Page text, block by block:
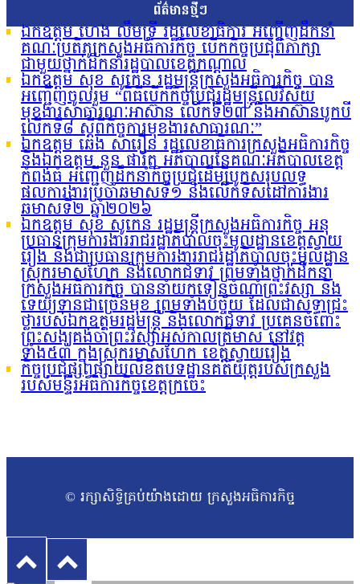
ព័ត៌មានថ្មីៗ
ឯកឧត្តម ហេង លឹមទ្រី រដ្ឋលេខាធិការ អញ្ជើញដឹកនាំ
គណៈប្រតិភូក្រសួងអធិការកិច្ច បើកកិច្ចប្រជុំពិភាក្សា
ជាមួយថ្នាក់ដឹកនាំរដ្ឋបាលខេត្តកណ្តាល
ឯកឧត្តម សុខ សូកេន រដ្ឋមន្រ្តីក្រសួងអធិការកិច្ច បាន
អញ្ជើញចូលរួម “ពិធីបើកកិច្ចប្រជុំរដ្ឋមន្ត្រីលើវិស័យ
មុខងារសាធារណៈអាស៊ាន លើកទី២៣ និងអាស៊ានបូកបី
លើកទី៨ ស្តីពីកិច្ចការមុខងារសាធារណៈ”
ឯកឧត្តម ឆេង សារឿន រដ្ឋលេខាធិការក្រសួងអធិការកិច្ច
និងឯកឧត្តម នួន ផារ័ត្ន អភិបាលនៃគណៈអភិបាលខេត្ត
កំពង់ធំ អញ្ជើញដឹកនាំកិច្ចប្រជុំដើម្បីបូកសរុបលទ្ធ
ផលការងារប្រចាំឆមាសទី១ និងលើកទិសដៅការងារ
ឆមាសទី២ ឆ្នាំ២០២៦
ឯកឧត្តម សុខ សូកេន រដ្ឋមន្រ្តីក្រសួងអធិការកិច្ច អនុ
ប្រធានក្រុមការងាររាជរដ្ឋាភិបាលចុះមូលដ្ឋានខេត្តស្វាយ
រៀង និងជាប្រធានក្រុមការងាររាជរដ្ឋាភិបាលចុះមូលដ្ឋាន
ស្រុករមាសហែក និងលោកជំទាវ ព្រមទាំងថ្នាក់ដឹកនាំ
ក្រសួងអធិការកិច្ច បាននាំយកទៀនចំណាំព្រះវស្សា និង
ទេយ្យទានជាច្រើនមុខ ព្រមទាំងបច្ច័យ ដែលជាសទ្ធាជ្រះ
ថ្លារបស់ឯកឧត្តមរដ្ឋមន្រ្តី និងលោកជំទាវ ប្រគេនចំពោះ
ព្រះសង្ឃគង់ចាំព្រះវស្សាអស់កាលត្រីមាស នៅវត្ត
ទាំង៥៣ ក្នុងស្រុករមាសហែក ខេត្តស្វាយរៀង
កិច្ចប្រជុំផ្សព្វផ្សាយលិខិតបទដ្ឋានគតិយុត្តរបស់ក្រសួង
របស់មន្ទីរអធិការកិច្ចខេត្តក្រចេះ
© រក្សាសិទ្ធិគ្រប់យ៉ាងដោយ ក្រសួងអធិការកិច្ច